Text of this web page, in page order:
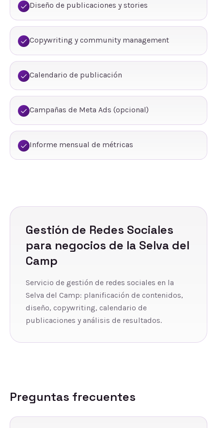
Diseño de publicaciones y stories
Copywriting y community management
Calendario de publicación
Campañas de Meta Ads (opcional)
Informe mensual de métricas
Gestión de Redes Sociales
para negocios de la Selva del
Camp
Servicio de gestión de redes sociales en la
Selva del Camp: planificación de contenidos,
diseño, copywriting, calendario de
publicaciones y análisis de resultados.
Preguntas frecuentes